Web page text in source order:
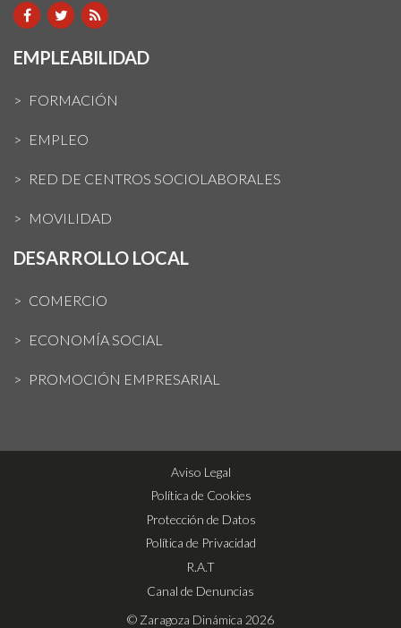
EMPLEABILIDAD
FORMACIÓN
EMPLEO
RED DE CENTROS SOCIOLABORALES
MOVILIDAD
DESARROLLO LOCAL
COMERCIO
ECONOMÍA SOCIAL
PROMOCIÓN EMPRESARIAL
Aviso Legal
Política de Cookies
Protección de Datos
Política de Privacidad
R.A.T
Canal de Denuncias
© Zaragoza Dinámica 2026